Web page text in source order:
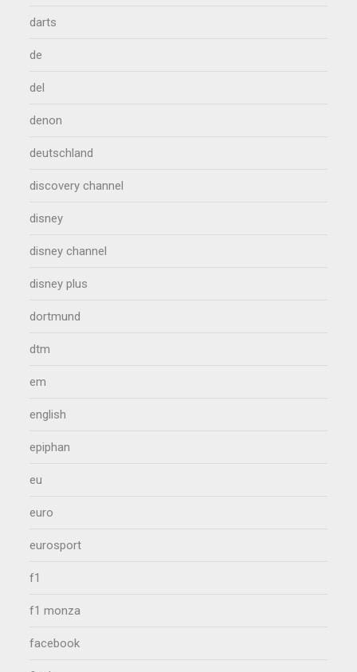
darts
de
del
denon
deutschland
discovery channel
disney
disney channel
disney plus
dortmund
dtm
em
english
epiphan
eu
euro
eurosport
f1
f1 monza
facebook